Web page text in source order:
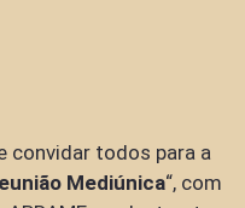
convidar todos para a
Mediúnica“, com